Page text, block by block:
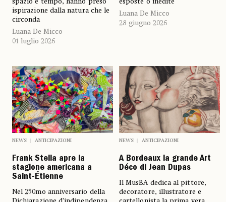
ispirazione dalla natura che le
circonda
Luana De Micco
01 luglio 2026
Luana De Micco
28 giugno 2026
NEWS ANTICIPAZIONI
Frank Stella apre la
stagione americana a
Saint-Étienne
Nel 250mo anniversario della
NEWS ANTICIPAZIONI
A Bordeaux la grande Art
Déco di Jean Dupas
Il MusBA dedica al pittore,
decoratore, illustratore e